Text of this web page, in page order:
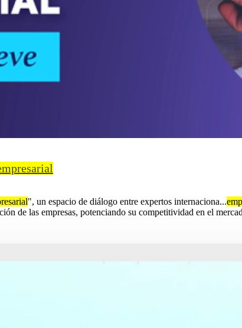
", un espacio de diálogo entre expertos internaciona...
de las empresas, potenciando su competitividad en el